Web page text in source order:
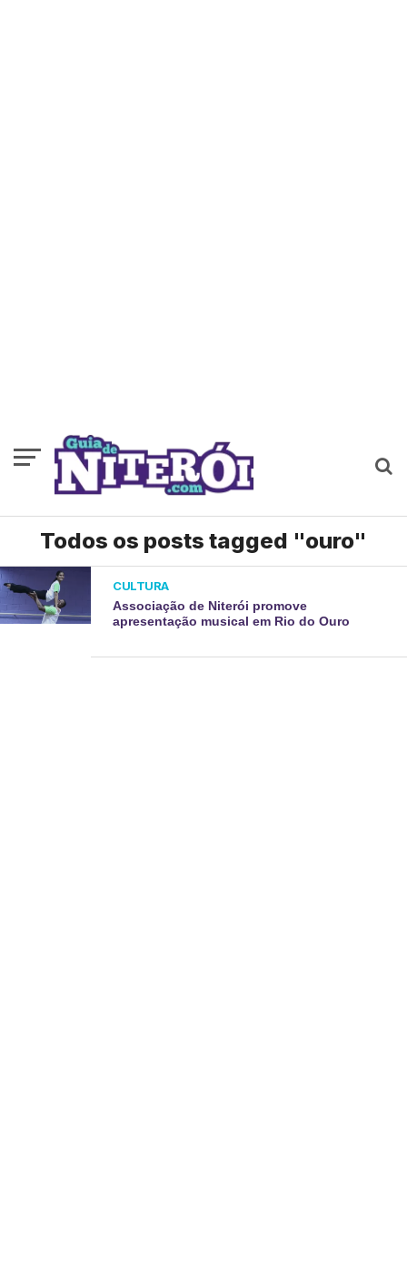
Todos os posts tagged "ouro"
CULTURA
Associação de Niterói promove
apresentação musical em Rio do Ouro